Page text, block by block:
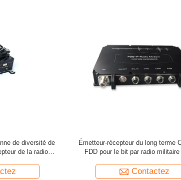
de TDD COFDM
réel parfaite
Émetteur-récepteur duplex du
Rs485 8MHz H.264
Contactez